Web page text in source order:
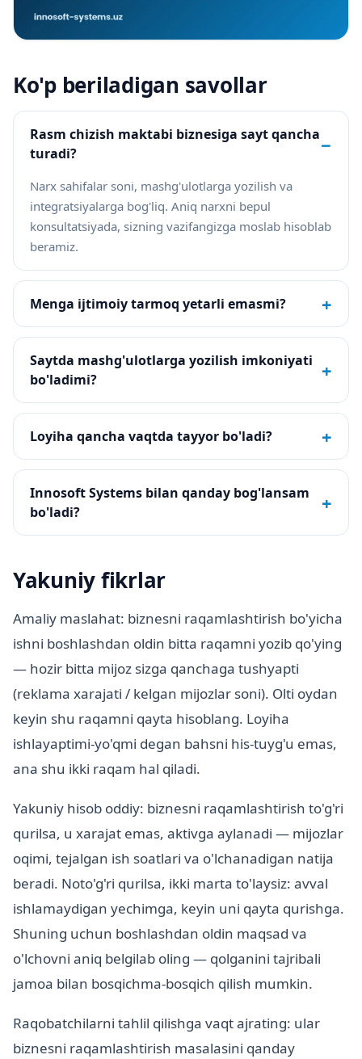
Ko'p beriladigan savollar
Rasm chizish maktabi biznesiga sayt qancha
turadi?
−
Narx sahifalar soni, mashg'ulotlarga yozilish va
integratsiyalarga bog'liq. Aniq narxni bepul
konsultatsiyada, sizning vazifangizga moslab hisoblab
beramiz.
Menga ijtimoiy tarmoq yetarli emasmi? +
Saytda mashg'ulotlarga yozilish imkoniyati
bo'ladimi?
+
Loyiha qancha vaqtda tayyor bo'ladi? +
Innosoft Systems bilan qanday bog'lansam
bo'ladi?
+
Yakuniy fikrlar
Amaliy maslahat: biznesni raqamlashtirish bo'yicha
ishni boshlashdan oldin bitta raqamni yozib qo'ying
— hozir bitta mijoz sizga qanchaga tushyapti
(reklama xarajati / kelgan mijozlar soni). Olti oydan
keyin shu raqamni qayta hisoblang. Loyiha
ishlayaptimi-yo'qmi degan bahsni his-tuyg'u emas,
ana shu ikki raqam hal qiladi.
Yakuniy hisob oddiy: biznesni raqamlashtirish to'g'ri
qurilsa, u xarajat emas, aktivga aylanadi — mijozlar
oqimi, tejalgan ish soatlari va o'lchanadigan natija
beradi. Noto'g'ri qurilsa, ikki marta to'laysiz: avval
ishlamaydigan yechimga, keyin uni qayta qurishga.
Shuning uchun boshlashdan oldin maqsad va
o'lchovni aniq belgilab oling — qolganini tajribali
jamoa bilan bosqichma-bosqich qilish mumkin.
Raqobatchilarni tahlil qilishga vaqt ajrating: ular
biznesni raqamlashtirish masalasini qanday